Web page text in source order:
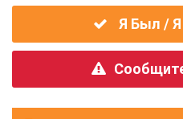
Я Был /